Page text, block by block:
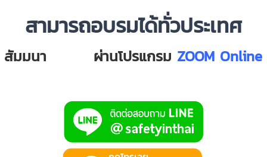
สามารถอบรมได้ทั่วประเทศ
สัมมนา ผ่านโปรแกรม ZOOM Online